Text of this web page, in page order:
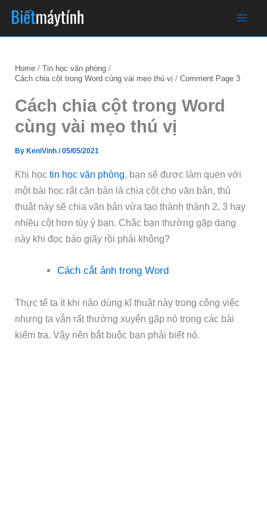
content
Home
Tin học văn phòng
Cách chia cột trong Word cùng vài mẹo thú vị
Comment Page 3
Cách chia cột trong Word
cùng vài mẹo thú vị
By KeniVinh/05/05/2021
Khi họctin học văn phòng, bạn sẽ được làm quen với
một bài học rất căn bản là chia cột cho văn bản, thủ
thuật này sẽ chia văn bản vừa tạo thành thành 2, 3 hay
nhiều cột hơn tùy ý bạn. Chắc bạn thường gặp dạng
này khi đọc báo giấy rồi phải không?
Cách cắt ảnh trong Word
Thực tế ta ít khi nào dùng kĩ thuật này trong công việc
nhưng ta vẫn rất thường xuyên gặp nó trong các bài
kiểm tra. Vậy nên bắt buộc bạn phải biết nó.
Newer
Comments
Newer
Comments